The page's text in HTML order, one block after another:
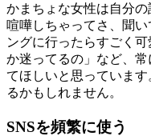
かまちょな女性は自分
喧嘩しちゃってさ、聞
ングに行ったらすごく
か迷ってるの」など、
てほしいと思っていま
るかもしれません。
SNSを頻繁に使う